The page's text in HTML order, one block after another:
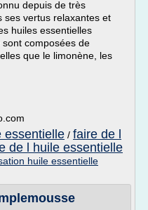
depuis de très
ses vertus relaxantes et
huiles essentielles
composées de
que le limonène, les
essentielle / faire de l
de l huile essentielle
huile essentielle